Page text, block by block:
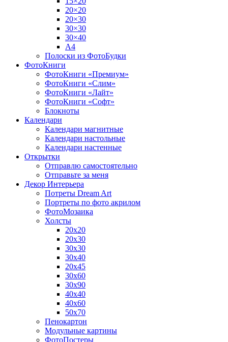
20×20
20×30
30×30
30×40
A4
Полоски из ФотоБудки
ФотоКниги
ФотоКниги «Премиум»
ФотоКниги «Слим»
ФотоКниги «Лайт»
ФотоКниги «Софт»
Блокноты
Календари
Календари магнитные
Календари настольные
Календари настенные
Открытки
Отправлю самостоятельно
Отправьте за меня
Декор Интерьера
Потреты Dream Art
Портреты по фото акрилом
ФотоМозаика
Холсты
20х20
20х30
30х30
30х40
20х45
30х60
30х90
40х40
40х60
50х70
Пенокартон
Модульные картины
ФотоПостеры